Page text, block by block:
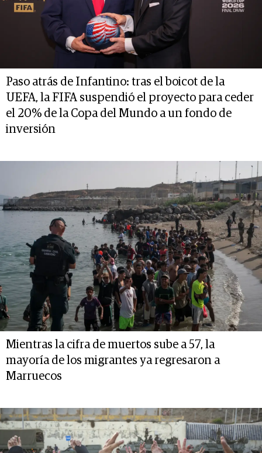
Paso atrás de Infantino: tras el boicot de la
UEFA, la FIFA suspendió el proyecto para ceder
el 20% de la Copa del Mundo a un fondo de
inversión
Mientras la cifra de muertos sube a 57, la
mayoría de los migrantes ya regresaron a
Marruecos